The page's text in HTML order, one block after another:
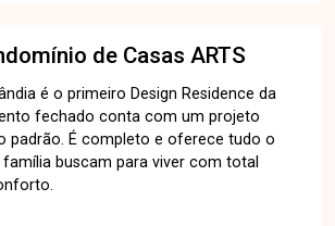
de Casas ARTS
é o primeiro Design Residence da
fechado conta com um projeto
padrão. É completo e oferece tudo o
buscam para viver com total